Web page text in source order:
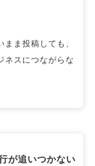
ま投稿しても、
ネスにつながらな
が追いつかない